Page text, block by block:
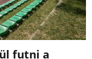
futni a